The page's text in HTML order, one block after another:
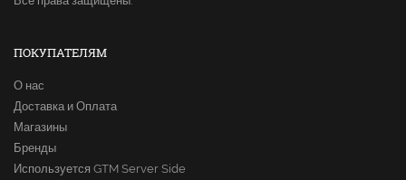
ПОКУПАТЕЛЯМ
О нас
Доставка и Оплата
Магазины
Бренды
Используется GTM Server Side